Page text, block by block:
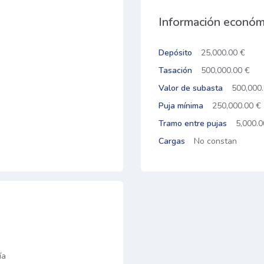
Información
Depósito
25,000.00 €
Tasación
500,000.00 €
Valor de subasta
Puja mínima
250,000.00 €
Tramo entre pujas
Cargas
No constan